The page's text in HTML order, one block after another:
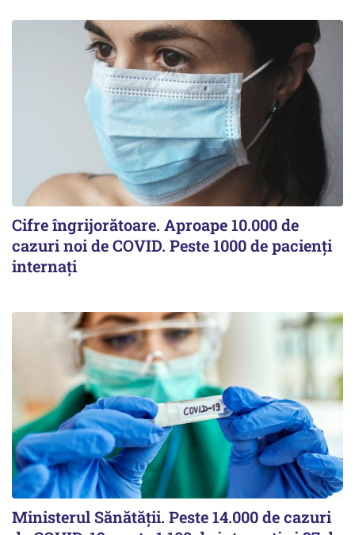
Cifre îngrijorătoare. Aproape 10.000 de
cazuri noi de COVID. Peste 1000 de pacienți
internați
Ministerul Sănătății. Peste 14.000 de cazuri